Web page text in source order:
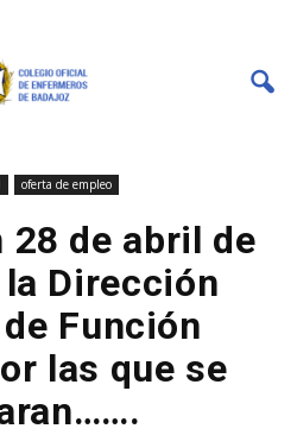
oferta de empleo
28 de abril de
Dirección
Función
las que se